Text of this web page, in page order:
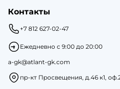
Контакты
+7 812 627-02-47
Ежедневно с 9:00 до 20:00
a-gk@atlant-gk.com
пр-кт Просвещения, д.46 к1,